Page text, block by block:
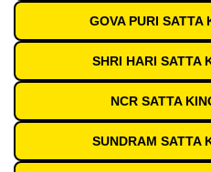
GOVA PURI SATTA
SHRI HARI SATTA
NCR SATTA
SUNDRAM SATTA